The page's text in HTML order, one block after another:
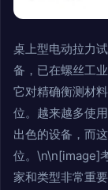
桌上型电动拉力
备，已在螺丝工
它对精确衡测材
位。越来越多使
出色的设备，而
位。\n\n[image]
家和类型非常重